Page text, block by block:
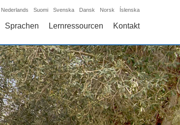
Nederlands Suomi Svenska Dansk Norsk Íslenska
Sprachen Lernressourcen Kontakt